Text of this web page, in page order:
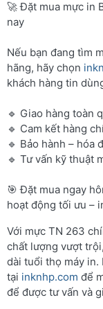
🚀 Đặt mua mực in
nay
Nếu bạn đang tìm
hãng, hãy chọn
khách hàng tin
🔹 Giao hàng toàn
🔹 Cam kết hàng
🔹 Bảo hành – hóa
🔹 Tư vấn kỹ thuật
🎯 Đặt mua ngay
hoạt động tối ưu –
Với mực TN 263
chất lượng vượt
dài tuổi thọ máy in.
tại inknhp.com để
để được tư vấn và